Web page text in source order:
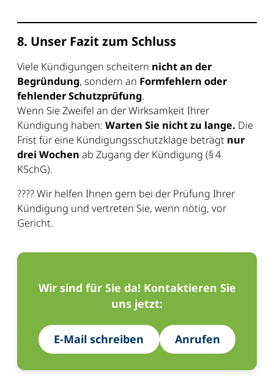
8. Unser Fazit zum Schluss
Viele Kündigungen scheitern nicht an der
Begründung, sondern an Formfehlern oder
fehlender Schutzprüfung.
Wenn Sie Zweifel an der Wirksamkeit Ihrer
Kündigung haben: Warten Sie nicht zu lange. Die
Frist für eine Kündigungsschutzklage beträgt nur
drei Wochen ab Zugang der Kündigung (§ 4
KSchG).
???? Wir helfen Ihnen gern bei der Prüfung Ihrer
Kündigung und vertreten Sie, wenn nötig, vor
Gericht.
Wir sind für Sie da! Kontaktieren Sie
uns jetzt:
E-Mail schreiben Anrufen